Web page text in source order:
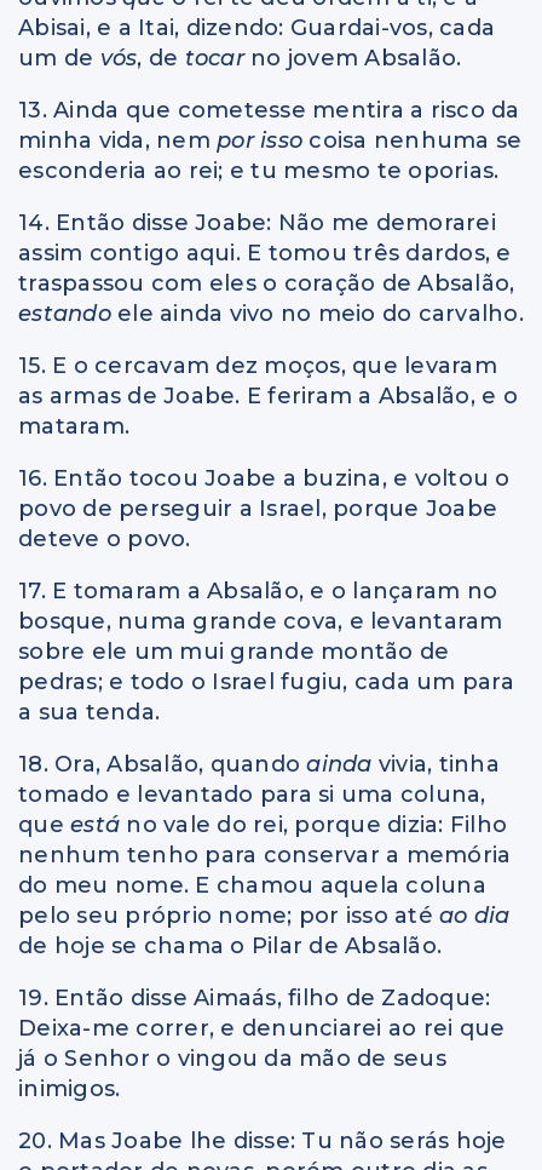
Abisai, e a Itai, dizendo: Guardai-vos, cada
um de vós, de tocar no jovem Absalão.
13. Ainda que cometesse mentira a risco da
minha vida, nem por isso coisa nenhuma se
esconderia ao rei; e tu mesmo te oporias.
14. Então disse Joabe: Não me demorarei
assim contigo aqui. E tomou três dardos, e
traspassou com eles o coração de Absalão,
estando ele ainda vivo no meio do carvalho.
15. E o cercavam dez moços, que levaram
as armas de Joabe. E feriram a Absalão, e o
mataram.
16. Então tocou Joabe a buzina, e voltou o
povo de perseguir a Israel, porque Joabe
deteve o povo.
17. E tomaram a Absalão, e o lançaram no
bosque, numa grande cova, e levantaram
sobre ele um mui grande montão de
pedras; e todo o Israel fugiu, cada um para
a sua tenda.
18. Ora, Absalão, quandoainda vivia, tinha
tomado e levantado para si uma coluna,
que está no vale do rei, porque dizia: Filho
nenhum tenho para conservar a memória
do meu nome. E chamou aquela coluna
pelo seu próprio nome; por isso até ao dia
de hoje se chama o Pilar de Absalão.
19. Então disse Aimaás, filho de Zadoque:
Deixa-me correr, e denunciarei ao rei que
já o Senhor o vingou da mão de seus
inimigos.
20. Mas Joabe lhe disse: Tu não serás hoje